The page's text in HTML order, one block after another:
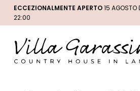
ECCEZIONALMENTE APERTO15 AGOSTO
22:00